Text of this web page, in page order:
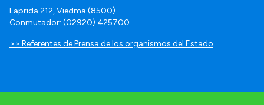
Laprida 212, Viedma (8500).
Conmutador: (02920) 425700
>> Referentes de Prensa de los organismos del Estado